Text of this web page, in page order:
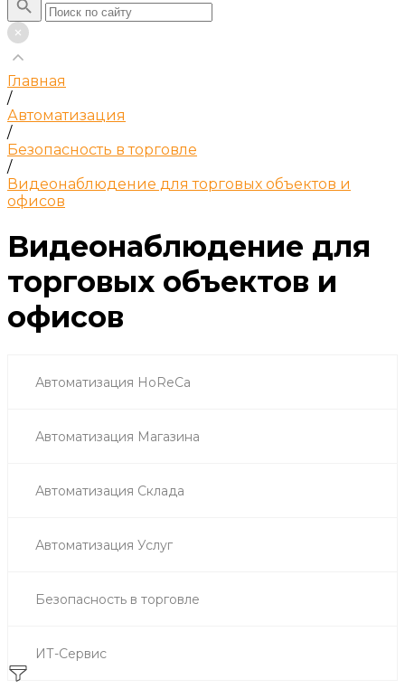
Главная
/
Автоматизация
/
Безопасность в торговле
/
Видеонаблюдение для торговых объектов и
офисов
Видеонаблюдение для
торговых объектов и
офисов
Автоматизация HoReCa
Автоматизация Магазина
Автоматизация Склада
Автоматизация Услуг
Безопасность в торговле
ИТ-Сервис